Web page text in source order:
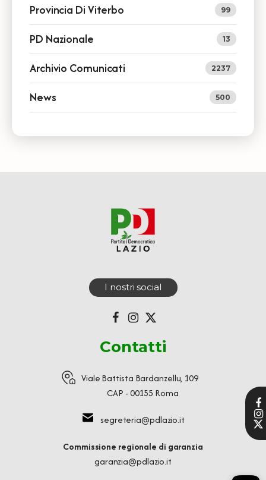
Provincia Di Viterbo 99
PD Nazionale 13
Archivio Comunicati 2237
News 500
I nostri social
Contatti
Viale Battista Bardanzellu, 109
CAP - 00155 Roma
segreteria@pdlazio.it
Commissione regionale di garanzia
garanzia@pdlazio.it